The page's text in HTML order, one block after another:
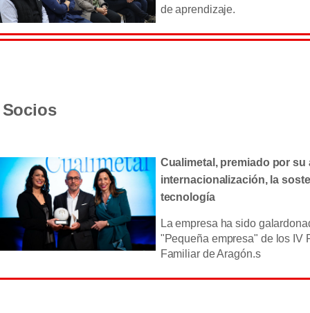
de aprendizaje.
Cualimetal, premiado por su
internacionalización, la
tecnología
La empresa ha sido
"Pequeña empresa" de los IV
Familiar de Aragón.s